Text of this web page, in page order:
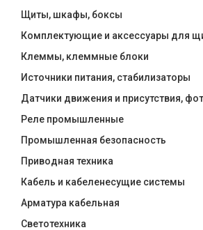
Щиты, шкафы, боксы
Комплектующие и аксессуары для
Клеммы, клеммные блоки
Источники питания, стабилизаторы
Датчики движения и присутствия,
Реле промышленные
Промышленная безопасность
Приводная техника
Кабель и кабеленесущие системы
Арматура кабельная
Светотехника